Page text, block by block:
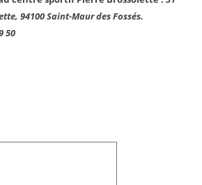
94100 Saint-Maur des Fossés.
50